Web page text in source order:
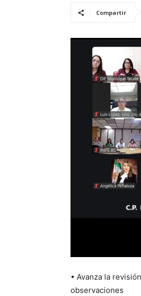
Compartir
• Avanza la
observaciones